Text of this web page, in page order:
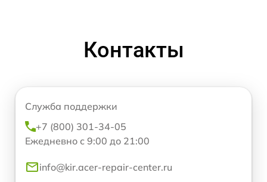
Контакты
Служба поддержки
+7 (800) 301-34-05
Ежедневно с 9:00 до 21:00
info@kir.acer-repair-center.ru